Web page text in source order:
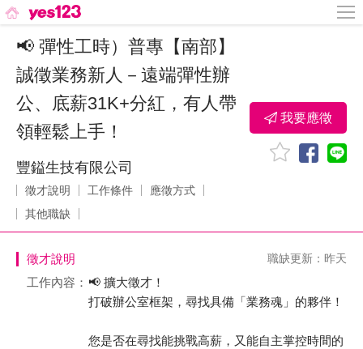
📢 彈性工時）普專【南部】
誠徵業務新人－遠端彈性辦
公、底薪31K+分紅，有人帶
領輕鬆上手！
豐鎰生技有限公司
徵才說明 工作條件
應徵方式
其他職缺
我要應徵
徵才說明 職缺更新：昨天
工作內容： 📢 擴大徵才！
打破辦公室框架，尋找具備「業務魂」的夥伴！
您是否在尋找能挑戰高薪，又能自主掌控時間的